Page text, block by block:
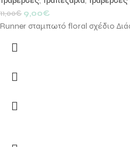
11,00€ 9,00€
Runner σταμπωτό floral σχέδιο